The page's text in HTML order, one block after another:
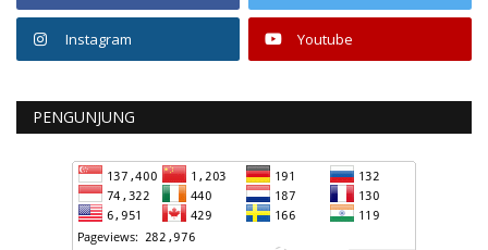
Instagram Youtube
PENGUNJUNG